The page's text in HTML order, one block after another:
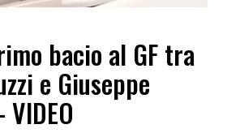
bacio al GF tra
e Giuseppe